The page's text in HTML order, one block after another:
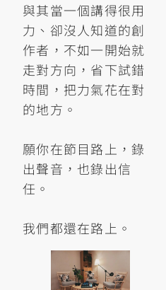
與其當一個講得很用
力、卻沒人知道的創
作者，不如一開始就
走對方向，省下試錯
時間，把力氣花在對
的地方。
願你在節目路上，錄
出聲音，也錄出信
任。
我們都還在路上。